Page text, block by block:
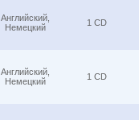
Английский,
Немецкий
1 CD
Английский,
Немецкий
1 CD